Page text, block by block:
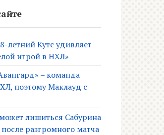
летний Кутс удивляет
игрой в НХЛ»
– команда
поэтому Маклауд с
лишиться Сабурина
разгромного матча